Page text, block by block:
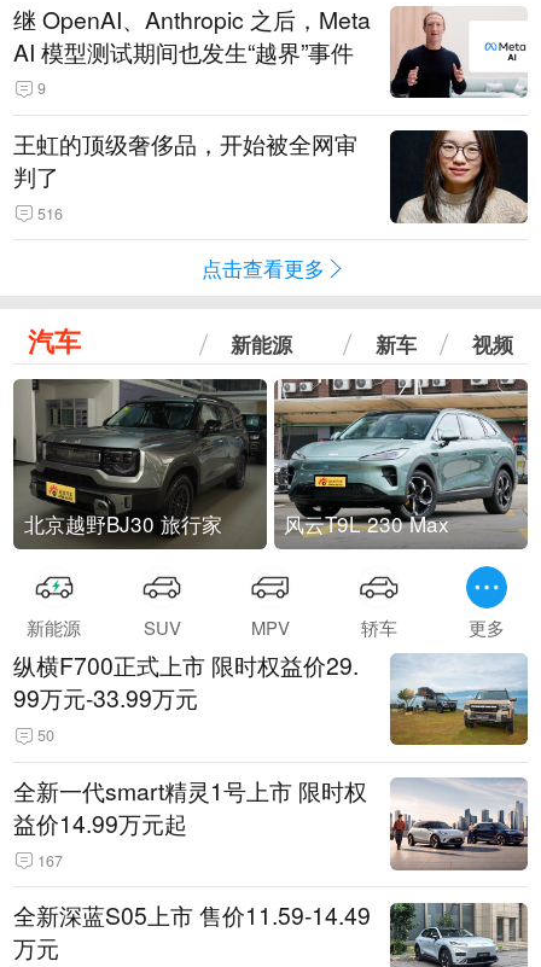
继 OpenAI、Anthropic 之后，Meta
AI 模型测试期间也发生“越界”事件
9
王虹的顶级奢侈品，开始被全网审
判了
516
点击查看更多
汽车 新能源 新车 视频
北京越野BJ30 旅行家 风云T9L 230 Max
新能源 SUV MPV 轿车 更多
纵横F700正式上市 限时权益价29.
99万元-33.99万元
50
全新一代smart精灵1号上市 限时权
益价14.99万元起
167
全新深蓝S05上市 售价11.59-14.49
万元